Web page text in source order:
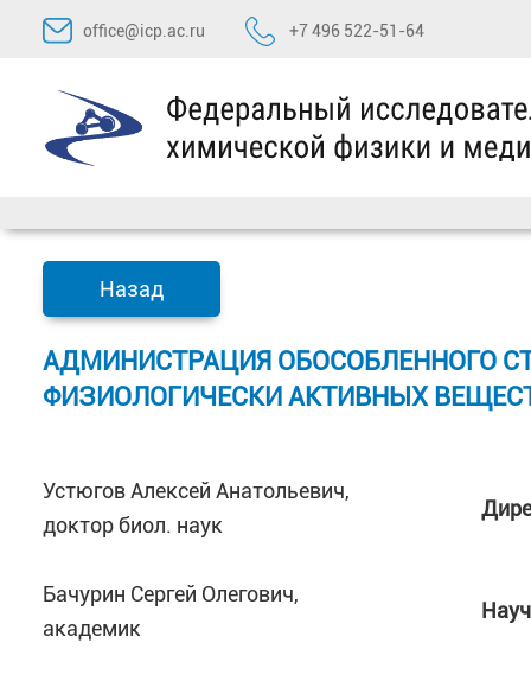
Перейти
содержимому
office@icp.ac.ru +7 496 522-51-64
Назад
АДМИНИСТРАЦИЯ ОБОСОБЛЕННОГО
ФИЗИОЛОГИЧЕСКИ АКТИВНЫХ
Устюгов Алексей Анатольевич,
доктор биол. наук
Бачурин Сергей Олегович,
академик